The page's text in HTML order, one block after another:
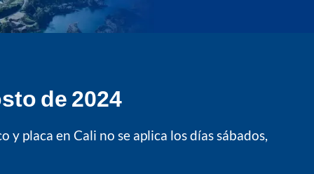
de 2024
placa en Cali no se aplica los días sábados,